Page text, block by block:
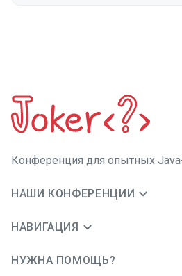
Конференция для опытных
НАШИ КОНФЕРЕНЦИИ
НАВИГАЦИЯ
НУЖНА ПОМОЩЬ?